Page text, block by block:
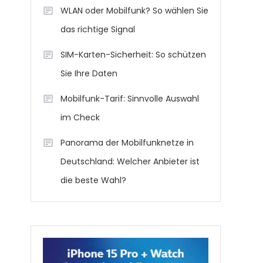
WLAN oder Mobilfunk? So wählen Sie
das richtige Signal
SIM-Karten-Sicherheit: So schützen
Sie Ihre Daten
Mobilfunk-Tarif: Sinnvolle Auswahl
im Check
Panorama der Mobilfunknetze in
Deutschland: Welcher Anbieter ist
die beste Wahl?